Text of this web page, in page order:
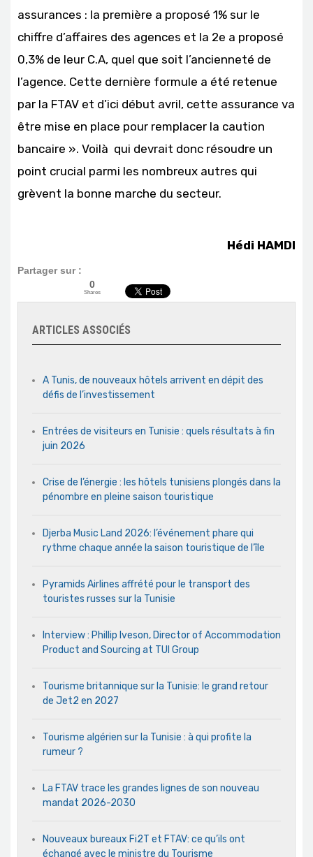
assurances : la première a proposé 1% sur le
chiffre d’affaires des agences et la 2e a proposé
0,3% de leur C.A, quel que soit l’ancienneté de
l’agence. Cette dernière formule a été retenue
par la FTAV et d’ici début avril, cette assurance va
être mise en place pour remplacer la caution
bancaire ». Voilà qui devrait donc résoudre un
point crucial parmi les nombreux autres qui
grèvent la bonne marche du secteur.
Hédi HAMDI
Partager sur :
0
Shares
ARTICLES ASSOCIÉS
A Tunis, de nouveaux hôtels arrivent en dépit des
défis de l’investissement
Entrées de visiteurs en Tunisie : quels résultats à fin
juin 2026
Crise de l’énergie : les hôtels tunisiens plongés dans la
pénombre en pleine saison touristique
Djerba Music Land 2026: l’événement phare qui
rythme chaque année la saison touristique de l’île
Pyramids Airlines affrété pour le transport des
touristes russes sur la Tunisie
Interview : Phillip Iveson, Director of Accommodation
Product and Sourcing at TUI Group
Tourisme britannique sur la Tunisie: le grand retour
de Jet2 en 2027
Tourisme algérien sur la Tunisie : à qui profite la
rumeur ?
La FTAV trace les grandes lignes de son nouveau
mandat 2026-2030
Nouveaux bureaux Fi2T et FTAV: ce qu’ils ont
échangé avec le ministre du Tourisme